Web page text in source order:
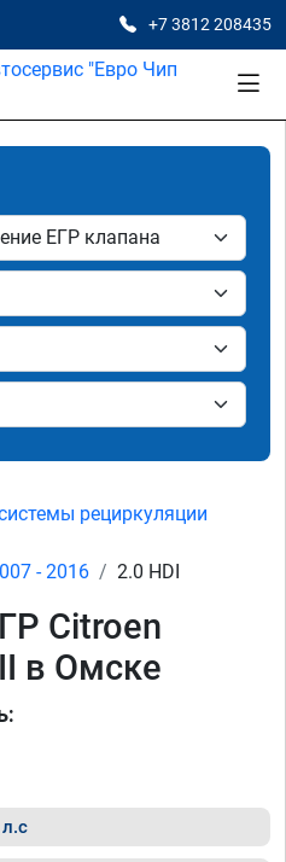
+7 3812 208435
рециркуляции
- 2016 2.0 HDI
Citroen
в Омске